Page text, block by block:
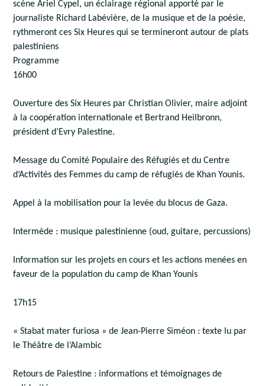
scène Ariel Cypel, un éclairage régional apporté par le
journaliste Richard Labévière, de la musique et de la poésie,
rythmeront ces Six Heures qui se termineront autour de plats
palestiniens
Programme
16h00
Ouverture des Six Heures par Christian Olivier, maire adjoint
à la coopération internationale et Bertrand Heilbronn,
président d’Evry Palestine.
Message du Comité Populaire des Réfugiés et du Centre
d’Activités des Femmes du camp de réfugiés de Khan Younis.
Appel à la mobilisation pour la levée du blocus de Gaza.
Intermède : musique palestinienne (oud, guitare, percussions)
Information sur les projets en cours et les actions menées en
faveur de la population du camp de Khan Younis
17h15
« Stabat mater furiosa » de Jean-Pierre Siméon : texte lu par
le Théâtre de l’Alambic
Retours de Palestine : informations et témoignages de